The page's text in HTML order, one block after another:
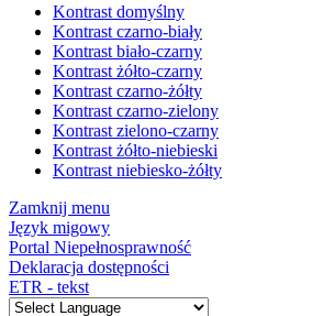
Kontrast domyślny
Kontrast czarno-biały
Kontrast biało-czarny
Kontrast żółto-czarny
Kontrast czarno-żółty
Kontrast czarno-zielony
Kontrast zielono-czarny
Kontrast żółto-niebieski
Kontrast niebiesko-żółty
Zamknij menu
Język migowy
Portal Niepełnosprawność
Deklaracja dostępności
ETR - tekst